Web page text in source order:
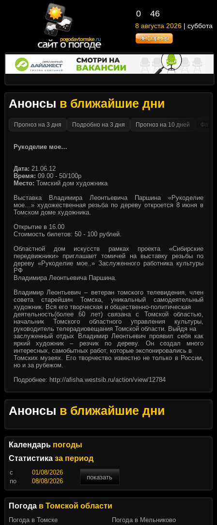
0 46
8 августа 2026 | суббота
Анонсы в ближайшие дни
Прогноз на 3 дня Подробно на 3 дня Прогноз на 10 дней
Рукоделие мое…
Дата: 21.06.12
Время: 09.00 - 50/100р
Место: Томский дом художника
Выставка Владимира Леонтьевича Паршина «Рукоделие
мое…» художественная резьба по дереву откроется 8 июня в
Томском доме художника.
Открытие в 16.00
Стоимость билетов: 50 - 100 рублей.
Областной дом искусств рамках проекта «Сибирские
передвижники» приглашает томичей на выставку резьбы по
дереву «Рукоделие мое..» Заслуженного работника культуры
РФ
Владимира Леонтьевича Паршина.
Владимир Леонтьевич – ветеран томского телевидения, член
совета старейшин Томска, уникальный самодеятельный
художник. Вся его творческая и общественно-политическая
деятельность(более 60 лет) связана с Томской областью,
начальник Томского областного управления культуры,
руководитель телерадиовещания Томской области. Выйдя на
заслуженный отдых Владимир Леонтьевич проявил себя как
яркий художник – резчик по дереву. Он создал много
интересных, самобытных работ, которые экспонировались в
Томских музеях. Его творчество известно не только в России,
но и за рубежом.
Подробнее: http://afisha.westsib.ru/action/view/12784
Анонсы в ближайшие дни
Календарь погоды
Статистика за период
c
показать
по
Погода в Томской области
Погода в Томске
Погода в Мельниково